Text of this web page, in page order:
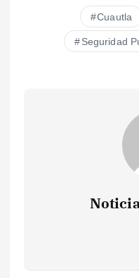
Cuautla
Seguridad